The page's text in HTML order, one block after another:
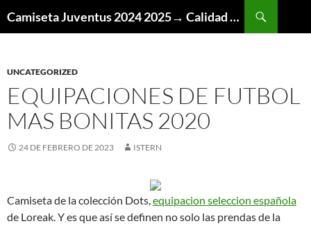
Camiseta Juventus 2024 2025→ Calidad Thai AAA
UNCATEGORIZED
EQUIPACIONES DE FUTBOL
MAS BONITAS 2020
24 DE FEBRERO DE 2023 ISTERN
Camiseta de la colección Dots,equipacion seleccion española
de Loreak. Y es que así se definen no solo las prendas de la